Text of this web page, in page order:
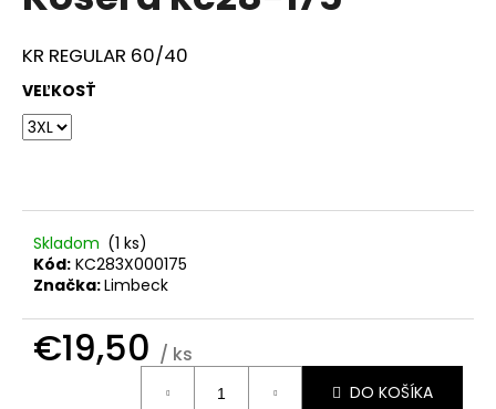
z
5
hviezdičiek.
KR REGULAR 60/40
VEĽKOSŤ
Skladom (1 ks)
Kód: KC283X000175
Značka:Limbeck
€19,50 / ks
DO KOŠÍKA
j
s
ť
?
O